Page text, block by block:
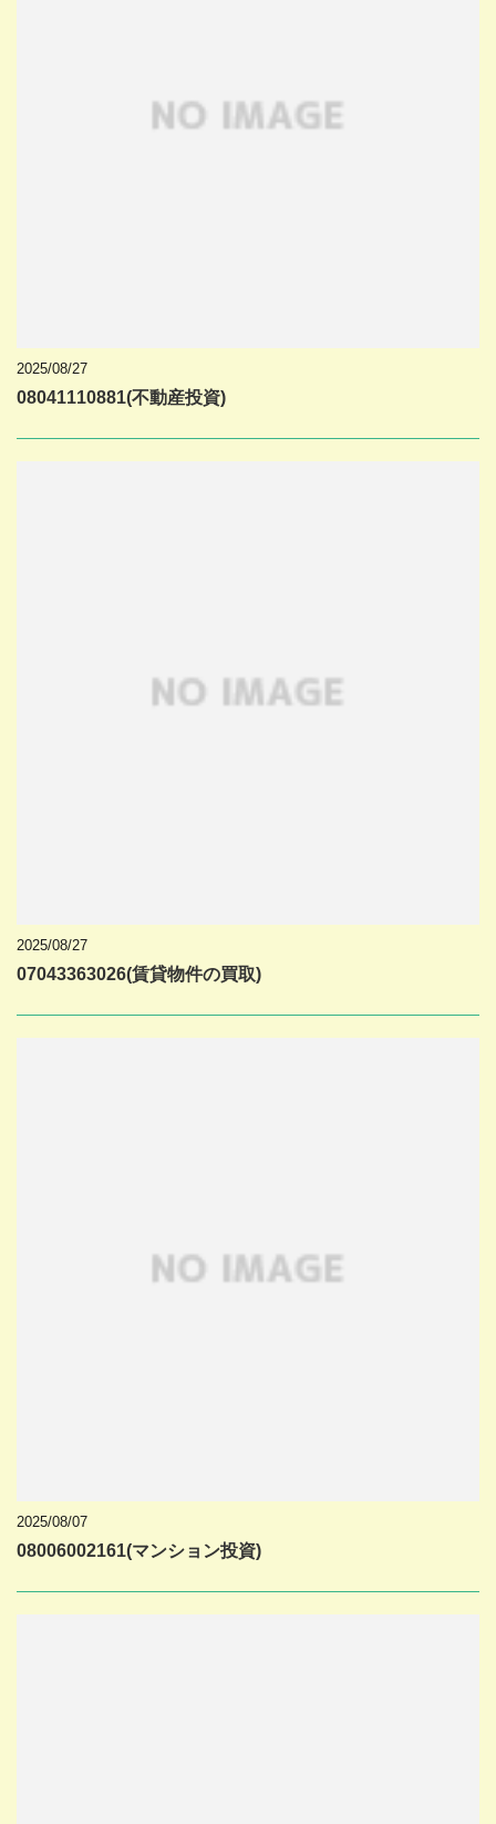
2025/08/27
08041110881(不動産投資)
2025/08/27
07043363026(賃貸物件の買取)
2025/08/07
08006002161(マンション投資)